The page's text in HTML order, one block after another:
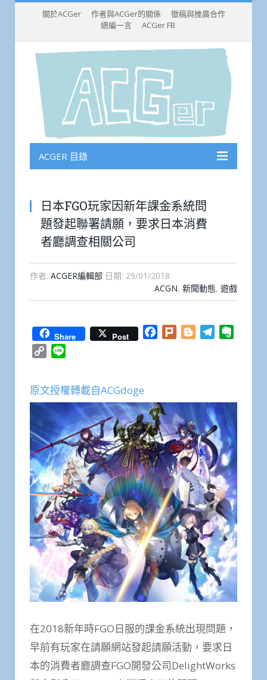
關於ACGer 作者與ACGer的關係
徵稿與推廣合作
總編一言
ACGer FB
ACGER 目錄
日本FGO玩家因新年課金系統問
題發起聯署請願，要求日本消費
者廳調查相關公司
作者: ACGER編輯部 日期: 29/01/2018
ACGN, 新聞動態, 遊戲
Share Post Facebook
Plurk BloggerTelegram
Copy
原文授權轉載自ACGdoge
在2018新年時FGO日服的課金系統出現問題，
早前有玩家在請願網站發起請願活動，要求日
本的消費者廳調查FGO開發公司DelightWorks